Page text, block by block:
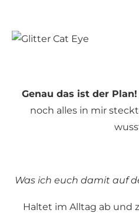
Genau das ist der Plan!
noch alles in mir
Was ich euch damit auf
Haltet im Alltag ab und